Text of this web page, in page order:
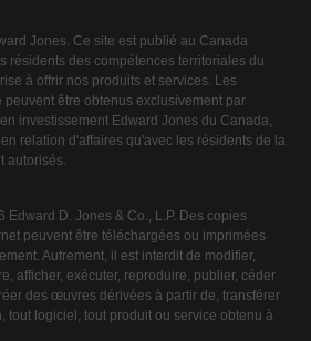
Jones. Ce site est publié au Canada
résidents des compétences territoriales du
à offrir nos produits et services. Les
peuvent être obtenus exclusivement par
investissement Edward Jones du Canada,
relation d'affaires qu'avec les résidents de la
autorisés.
Edward D. Jones & Co., L.P. Des copies
peuvent être téléchargées ou imprimées
Autrement, il est interdit de modifier,
afficher, exécuter, reproduire, publier, céder
des œuvres dérivées à partir de, transférer
tout logiciel, tout produit ou service obtenu à